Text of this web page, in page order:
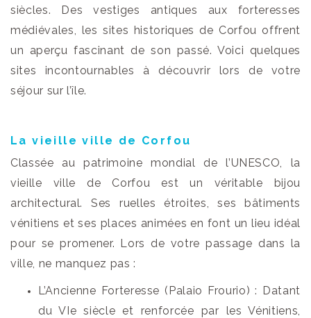
siècles. Des vestiges antiques aux forteresses
médiévales, les sites historiques de Corfou offrent
un aperçu fascinant de son passé. Voici quelques
sites incontournables à découvrir lors de votre
séjour sur l’île.
La vieille ville de Corfou
Classée au patrimoine mondial de l’UNESCO, la
vieille ville de Corfou est un véritable bijou
architectural. Ses ruelles étroites, ses bâtiments
vénitiens et ses places animées en font un lieu idéal
pour se promener. Lors de votre passage dans la
ville, ne manquez pas :
L’Ancienne Forteresse (Palaio Frourio) : Datant
du VIe siècle et renforcée par les Vénitiens,